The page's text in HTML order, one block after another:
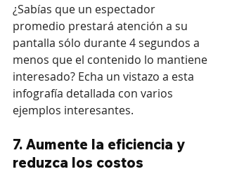
¿Sabías que un espectador
promedio prestará atención a su
pantalla sólo durante 4 segundos a
menos que el contenido lo mantiene
interesado? Echa un vistazo a esta
infografía detallada con varios
ejemplos interesantes.
7. Aumente la eficiencia y
reduzca los costos